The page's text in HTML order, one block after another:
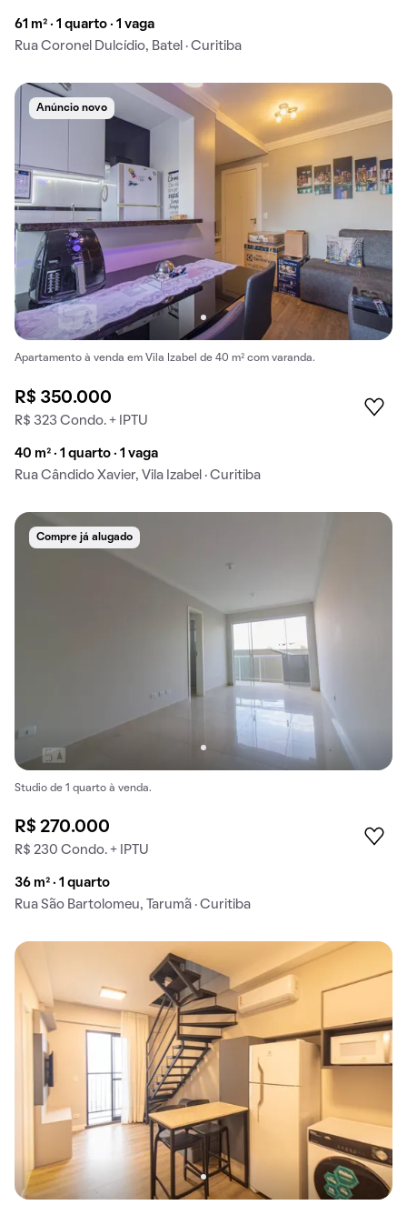
61 m² · 1 quarto · 1 vaga
Rua Coronel Dulcídio, Batel · Curitiba
Anúncio novo
Apartamento à venda em Vila Izabel de 40 m² com varanda.
R$ 350.000
R$ 323 Condo. + IPTU
40 m² · 1 quarto · 1 vaga
Rua Cândido Xavier, Vila Izabel · Curitiba
Compre já alugado
Studio de 1 quarto à venda.
R$ 270.000
R$ 230 Condo. + IPTU
36 m² · 1 quarto
Rua São Bartolomeu, Tarumã · Curitiba